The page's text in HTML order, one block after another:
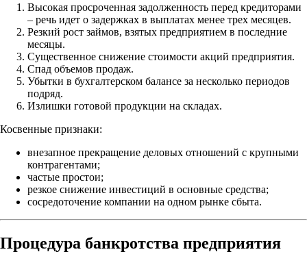
Высокая просроченная задолженность перед кредиторами
– речь идет о задержках в выплатах менее трех месяцев.
Резкий рост займов, взятых предприятием в последние
месяцы.
Существенное снижение стоимости акций предприятия.
Спад объемов продаж.
Убытки в бухгалтерском балансе за несколько периодов
подряд.
Излишки готовой продукции на складах.
Косвенные признаки:
внезапное прекращение деловых отношений с крупными
контрагентами;
частые простои;
резкое снижение инвестиций в основные средства;
сосредоточение компании на одном рынке сбыта.
Процедура банкротства предприятия